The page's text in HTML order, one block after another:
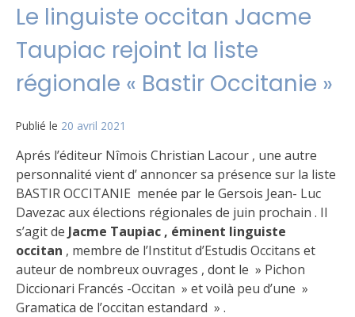
Le linguiste occitan Jacme
Taupiac rejoint la liste
régionale « Bastir Occitanie »
Publié le 20 avril 2021
Aprés l’éditeur Nîmois Christian Lacour , une autre
personnalité vient d’ annoncer sa présence sur la liste
BASTIR OCCITANIE menée par le Gersois Jean- Luc
Davezac aux élections régionales de juin prochain . Il
s’agit de Jacme Taupiac , éminent linguiste
occitan , membre de l’Institut d’Estudis Occitans et
auteur de nombreux ouvrages , dont le » Pichon
Diccionari Francés -Occitan » et voilà peu d’une »
Gramatica de l’occitan estandard » .